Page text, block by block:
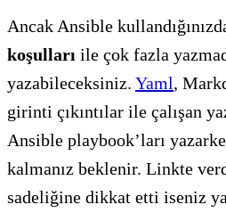
Ancak Ansible
koşulları ile çok fazla
yazabileceksiniz. Yaml,
girinti çıkıntılar ile çalışan
Ansible playbook’ları
kalmanız beklenir. Linkte
sadeliğine dikkat etti iseniz